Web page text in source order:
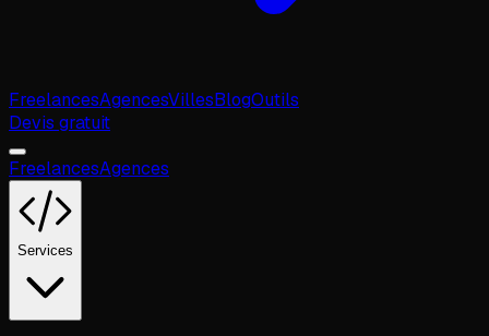
FreelancesAgencesVillesBlogOutils
Devis gratuit
FreelancesAgences
Services